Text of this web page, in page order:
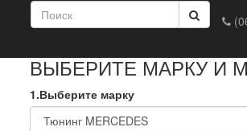
Главная Доставка и оплата
ВЫБЕРИТЕ МАРКУ И
1.Выберите марку